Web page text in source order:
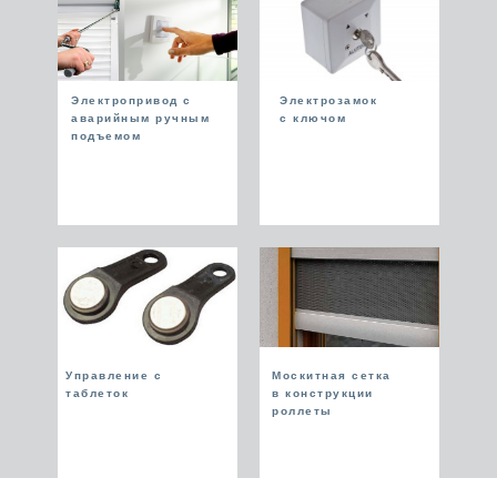
Электропривод с
аварийным ручным
подъемом
Электрозамок
с ключом
Управление с
таблеток
Москитная сетка
в конструкции
роллеты